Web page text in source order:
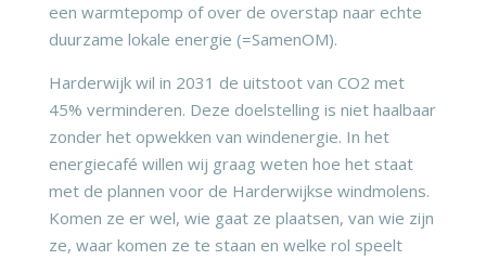
een warmtepomp of over de overstap naar echte
duurzame lokale energie (=SamenOM).
Harderwijk wil in 2031 de uitstoot van CO2 met
45% verminderen. Deze doelstelling is niet haalbaar
zonder het opwekken van windenergie. In het
energiecafé willen wij graag weten hoe het staat
met de plannen voor de Harderwijkse windmolens.
Komen ze er wel, wie gaat ze plaatsen, van wie zijn
ze, waar komen ze te staan en welke rol speelt